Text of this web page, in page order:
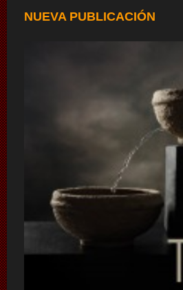
NUEVA PUBLICACIÓN